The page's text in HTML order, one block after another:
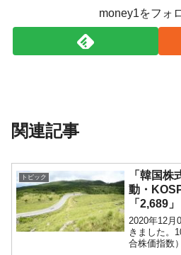
money1をフォ
関連記事
トピック
「韓国株
動・
「2,689」
2020年12月
きました。
合株価指数